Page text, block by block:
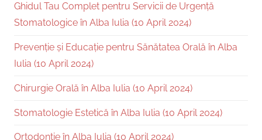
Ghidul Tau Complet pentru Servicii de Urgență
Stomatologice în Alba Iulia (10 April 2024)
Prevenție și Educație pentru Sănătatea Orală în Alba
Iulia (10 April 2024)
Chirurgie Orală în Alba Iulia (10 April 2024)
Stomatologie Estetică în Alba Iulia (10 April 2024)
Ortodonție în Alba Iulia (10 April 2024)